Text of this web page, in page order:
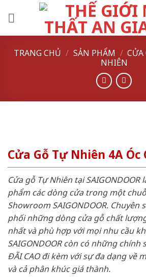
TRANG CHỦ / SẢN PHẨM / CỬA
NHIÊN
Cửa Gỗ Tự Nhiên 4A Óc
Cửa gỗ Tự Nhiên tại
phẩm các dòng cửa trong một
Showroom SAIGONDOOR. Chuyên
phối những dòng cửa gỗ chất
nhất và phù hợp với mọi nhu cầu
SAIGONDOOR còn có những chính
ĐÃI CAO đi kèm với sự đa dạng về
và cả phân khúc giá thành.